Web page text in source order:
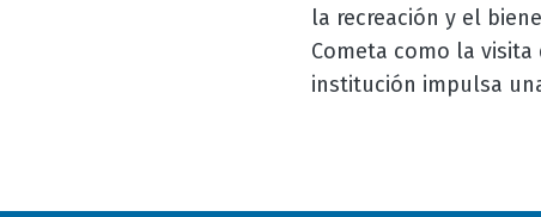
la recreación y el
Cometa como la
institución impulsa